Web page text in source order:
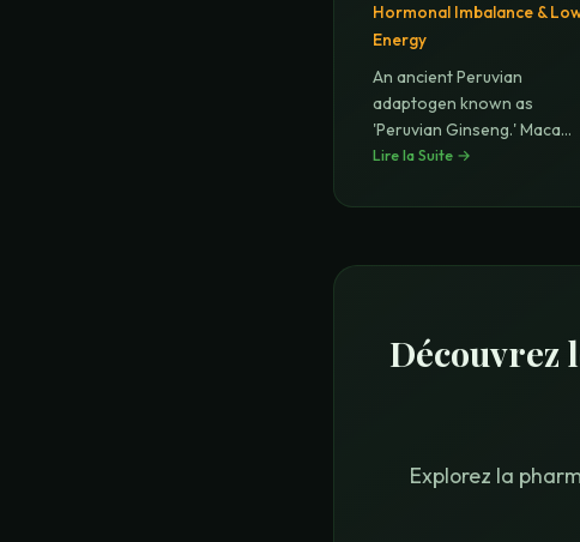
Hormonal Imbalance &
Energy
An ancient Peruvian
adaptogen known as
'Peruvian Ginseng.' Maca
balances hormone
Lire la Suite →
Découvrez
Explorez la